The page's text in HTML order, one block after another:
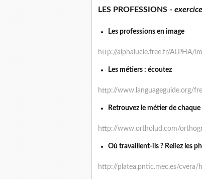
LES PROFESSIONS -
Les professions en image
http://alphalucie.free.fr/ALPHA/
Les métiers : écoutez
http://www.languageguide.org/
Retrouvez le métier de
http://www.ortholud.com/
Où travaillent-ils ? Reliez les
http://platea.pntic.mec.es/